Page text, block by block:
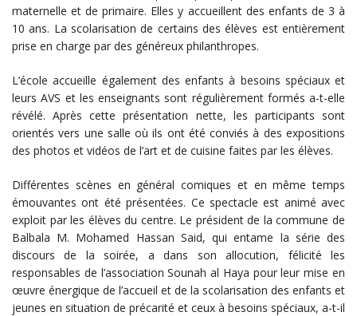
maternelle et de primaire. Elles y accueillent des enfants de 3 à
10 ans. La scolarisation de certains des élèves est entièrement
prise en charge par des généreux philanthropes.
L’école accueille également des enfants à besoins spéciaux et
leurs AVS et les enseignants sont régulièrement formés a-t-elle
révélé. Après cette présentation nette, les participants sont
orientés vers une salle où ils ont été conviés à des expositions
des photos et vidéos de l’art et de cuisine faites par les élèves.
Différentes scènes en général comiques et en même temps
émouvantes ont été présentées. Ce spectacle est animé avec
exploit par les élèves du centre. Le président de la commune de
Balbala M. Mohamed Hassan Said, qui entame la série des
discours de la soirée, a dans son allocution, félicité les
responsables de l’association Sounah al Haya pour leur mise en
œuvre énergique de l’accueil et de la scolarisation des enfants et
jeunes en situation de précarité et ceux à besoins spéciaux, a-t-il